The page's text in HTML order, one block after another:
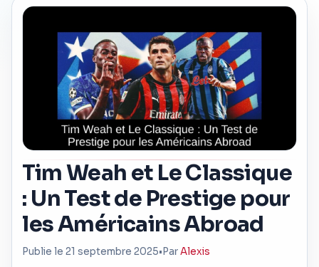
Tim Weah et Le Classique
: Un Test de Prestige pour
les Américains Abroad
Publie le 21 septembre 2025• ParAlexis